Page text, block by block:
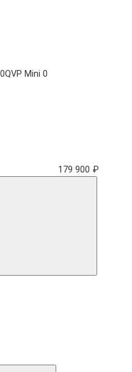
Mini 0
179 900 ₽